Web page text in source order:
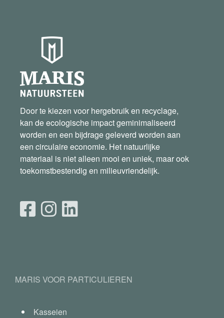
Door te kiezen voor hergebruik en recyclage,
kan de ecologische impact geminimaliseerd
worden en een bijdrage geleverd worden aan
een circulaire economie. Het natuurlijke
materiaal is niet alleen mooi en uniek, maar ook
toekomstbestendig en milieuvriendelijk.
MARIS VOOR PARTICULIEREN
Kasseien